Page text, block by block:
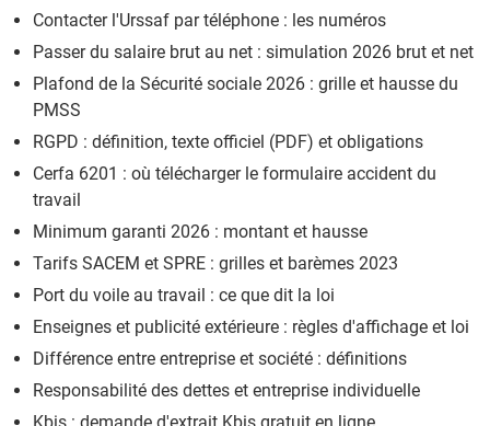
Contacter l'Urssaf par téléphone : les numéros
Passer du salaire brut au net : simulation 2026 brut et net
Plafond de la Sécurité sociale 2026 : grille et hausse du
PMSS
RGPD : définition, texte officiel (PDF) et obligations
Cerfa 6201 : où télécharger le formulaire accident du
travail
Minimum garanti 2026 : montant et hausse
Tarifs SACEM et SPRE : grilles et barèmes 2023
Port du voile au travail : ce que dit la loi
Enseignes et publicité extérieure : règles d'affichage et loi
Différence entre entreprise et société : définitions
Responsabilité des dettes et entreprise individuelle
Kbis : demande d'extrait Kbis gratuit en ligne